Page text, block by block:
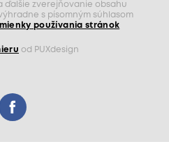
ďalšie zverejňovanie obsahu
s písomným súhlasom
používania stránok
od PUXdesign